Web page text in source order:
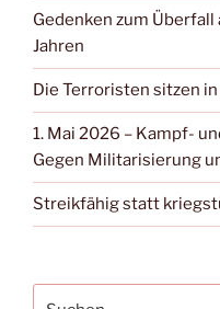
Gedenken zum
Jahren
Die Terroristen sitzen
1. Mai 2026 – Kampf-
Gegen Militarisierung
Streikfähig statt